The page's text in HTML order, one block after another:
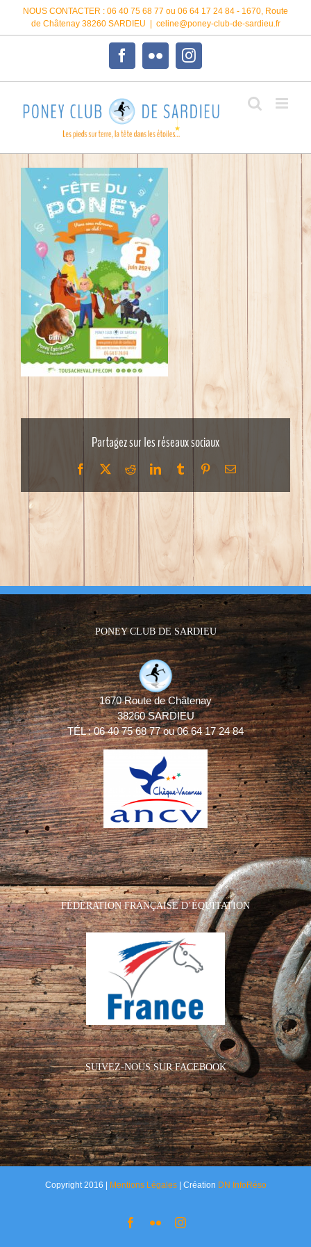
Passer
contenu
NOUS CONTACTER : 06 40 75 68 77 ou 06 64 17 24 84 - 1670, Route
de Châtenay 38260 SARDIEU
celine@poney-club-de-sardieu.fr
FacebookFlickrInstagram
Partagez sur les réseaux sociaux
Facebook RedditLinkedInTumblr PinterestEmail
PONEY CLUB DE SARDIEU
1670 Route de Châtenay
38260 SARDIEU
TÉL : 06 40 75 68 77 ou 06 64 17 24 84
FÉDÉRATION FRANÇAISE D’ÉQUITATION
SUIVEZ-NOUS SUR FACEBOOK
Copyright 2016 | Mentions Légales| Création DN InfoRéso
Facebook
FlickrInstagram